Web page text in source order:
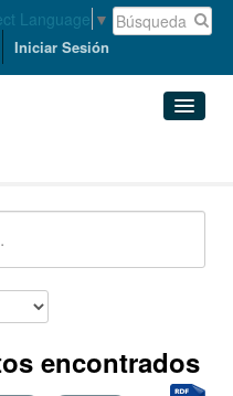
Language ▼
Iniciar Sesión
encontrados